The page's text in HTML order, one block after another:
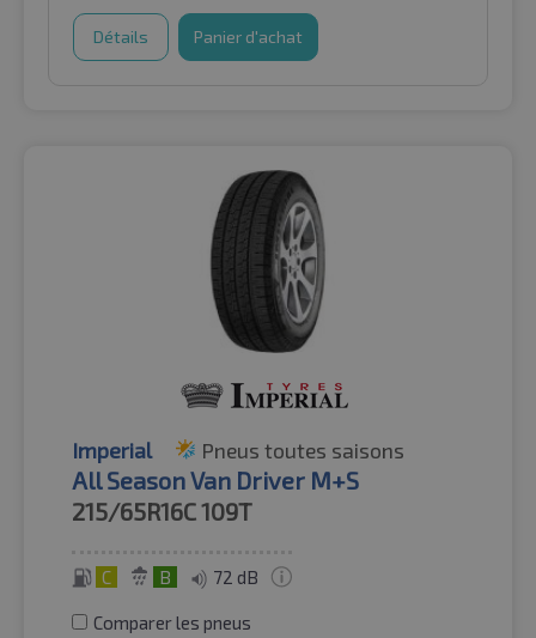
Détails Panier d'achat
Imperial Pneus toutes saisons
All Season Van Driver M+S
215/65R16C109T
C B 72 dB
Comparer les pneus